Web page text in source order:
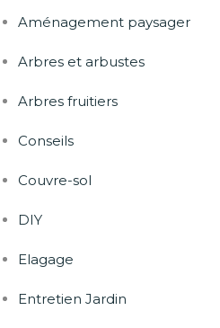
Aménagement paysager
Arbres et arbustes
Arbres fruitiers
Conseils
Couvre-sol
DIY
Elagage
Entretien Jardin